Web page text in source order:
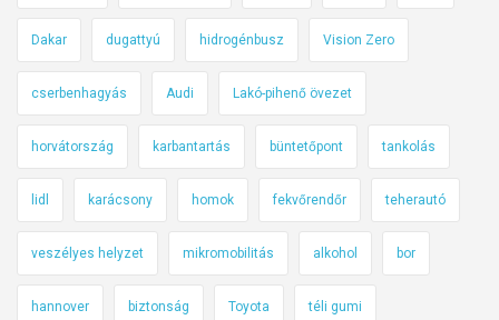
Dakar dugattyú hidrogénbusz Vision Zero
cserbenhagyás Audi Lakó-pihenő övezet
horvátország karbantartás büntetőpont tankolás
lidl karácsony homok fekvőrendőr teherautó
veszélyes helyzet mikromobilitás alkohol bor
hannover biztonság Toyota téli gumi